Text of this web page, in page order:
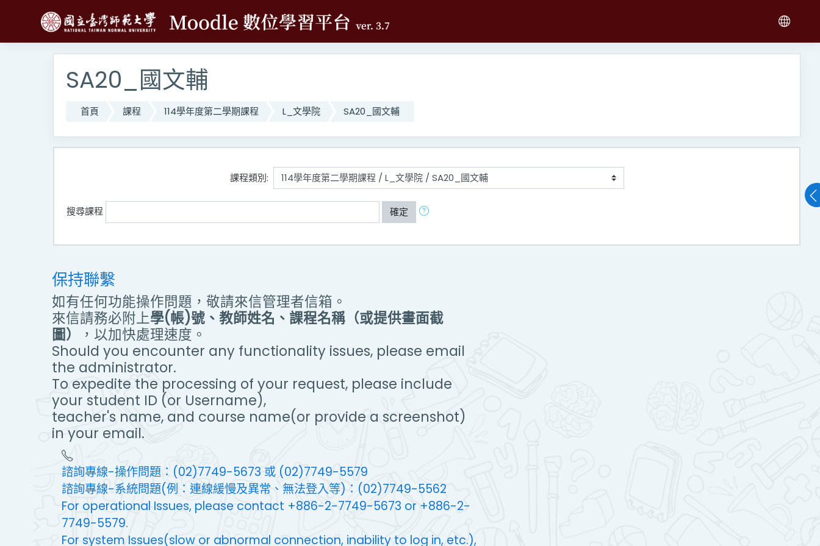
SA20_國文輔
首頁 課程 114學年度第二學期課程 L_文學院 SA20_國文輔
課程類別:
搜尋課程 確定
保持聯繫
如有任何功能操作問題，敬請來信管理者信箱。
來信請務必附上學(帳)號、教師姓名、課程名稱（或提供畫面截
圖）
，以加快處理速度。
Should you encounter any functionality issues, please email
the administrator.
To expedite the processing of your request, please include
your student ID (or Username),
teacher's name, and course name(or provide a screenshot)
in your email.
諮詢專線-操作問題：(02)7749-5673 或 (02)7749-5579
諮詢專線-系統問題(例：連線緩慢及異常、無法登入等)：(02)7749-5562
For operational Issues, please contact +886-2-7749-5673 or +886-2-
7749-5579.
For system Issues(slow or abnormal connection, inability to log in, etc.),